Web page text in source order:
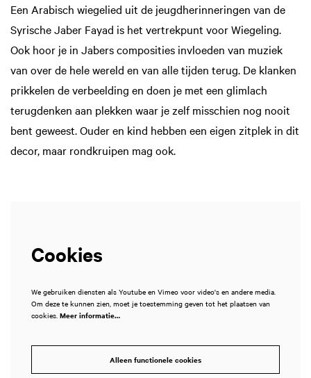
Een Arabisch wiegelied uit de jeugdherinneringen van de
Syrische Jaber Fayad is het vertrekpunt voor Wiegeling.
Ook hoor je in Jabers composities invloeden van muziek
van over de hele wereld en van alle tijden terug. De klanken
prikkelen de verbeelding en doen je met een glimlach
terugdenken aan plekken waar je zelf misschien nog nooit
bent geweest. Ouder en kind hebben een eigen zitplek in dit
decor, maar rondkruipen mag ook.
Cookies
We gebruiken diensten als Youtube en Vimeo voor video's en andere media.
Om deze te kunnen zien, moet je toestemming geven tot het plaatsen van
cookies. Meer informatie…
Alleen functionele cookies
Inzoomen